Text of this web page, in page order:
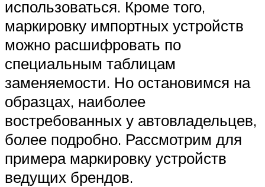
использоваться. Кроме того,
маркировку импортных устройств
можно расшифровать по
специальным таблицам
заменяемости. Но остановимся на
образцах, наиболее
востребованных у автовладельцев,
более подробно. Рассмотрим для
примера маркировку устройств
ведущих брендов.